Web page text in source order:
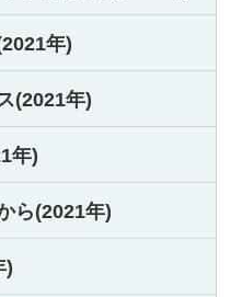
年)
(2021年)
年)
ら(2021年)
)